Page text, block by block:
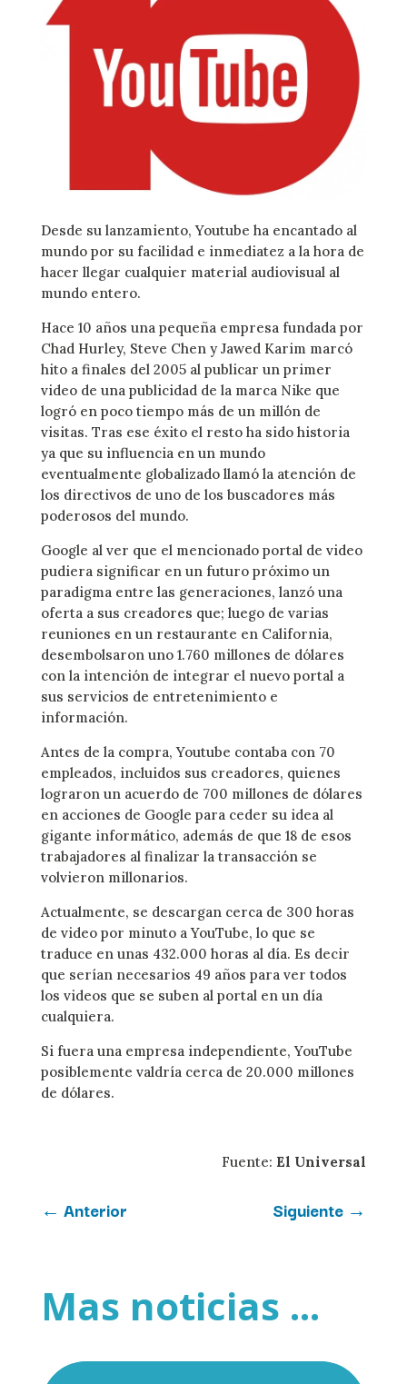
Desde su lanzamiento, Youtube ha encantado al
mundo por su facilidad e inmediatez a la hora de
hacer llegar cualquier material audiovisual al
mundo entero.
Hace 10 años una pequeña empresa fundada por
Chad Hurley, Steve Chen y Jawed Karim marcó
hito a finales del 2005 al publicar un primer
video de una publicidad de la marca Nike que
logró en poco tiempo más de un millón de
visitas. Tras ese éxito el resto ha sido historia
ya que su influencia en un mundo
eventualmente globalizado llamó la atención de
los directivos de uno de los buscadores más
poderosos del mundo.
Google al ver que el mencionado portal de video
pudiera significar en un futuro próximo un
paradigma entre las generaciones, lanzó una
oferta a sus creadores que; luego de varias
reuniones en un restaurante en California,
desembolsaron uno 1.760 millones de dólares
con la intención de integrar el nuevo portal a
sus servicios de entretenimiento e
información.
Antes de la compra, Youtube contaba con 70
empleados, incluidos sus creadores, quienes
lograron un acuerdo de 700 millones de dólares
en acciones de Google para ceder su idea al
gigante informático, además de que 18 de esos
trabajadores al finalizar la transacción se
volvieron millonarios.
Actualmente, se descargan cerca de 300 horas
de video por minuto a YouTube, lo que se
traduce en unas 432.000 horas al día. Es decir
que serían necesarios 49 años para ver todos
los videos que se suben al portal en un día
cualquiera.
Si fuera una empresa independiente, YouTube
posiblemente valdría cerca de 20.000 millones
de dólares.
Fuente: El Universal
← Anterior Siguiente →
Mas noticias ...